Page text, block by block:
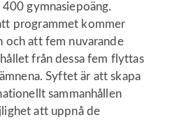
gymnasiepoäng.
programmet kommer
och att fem nuvarande
från dessa fem flyttas
Syftet är att skapa
sammanhållen
att uppnå de